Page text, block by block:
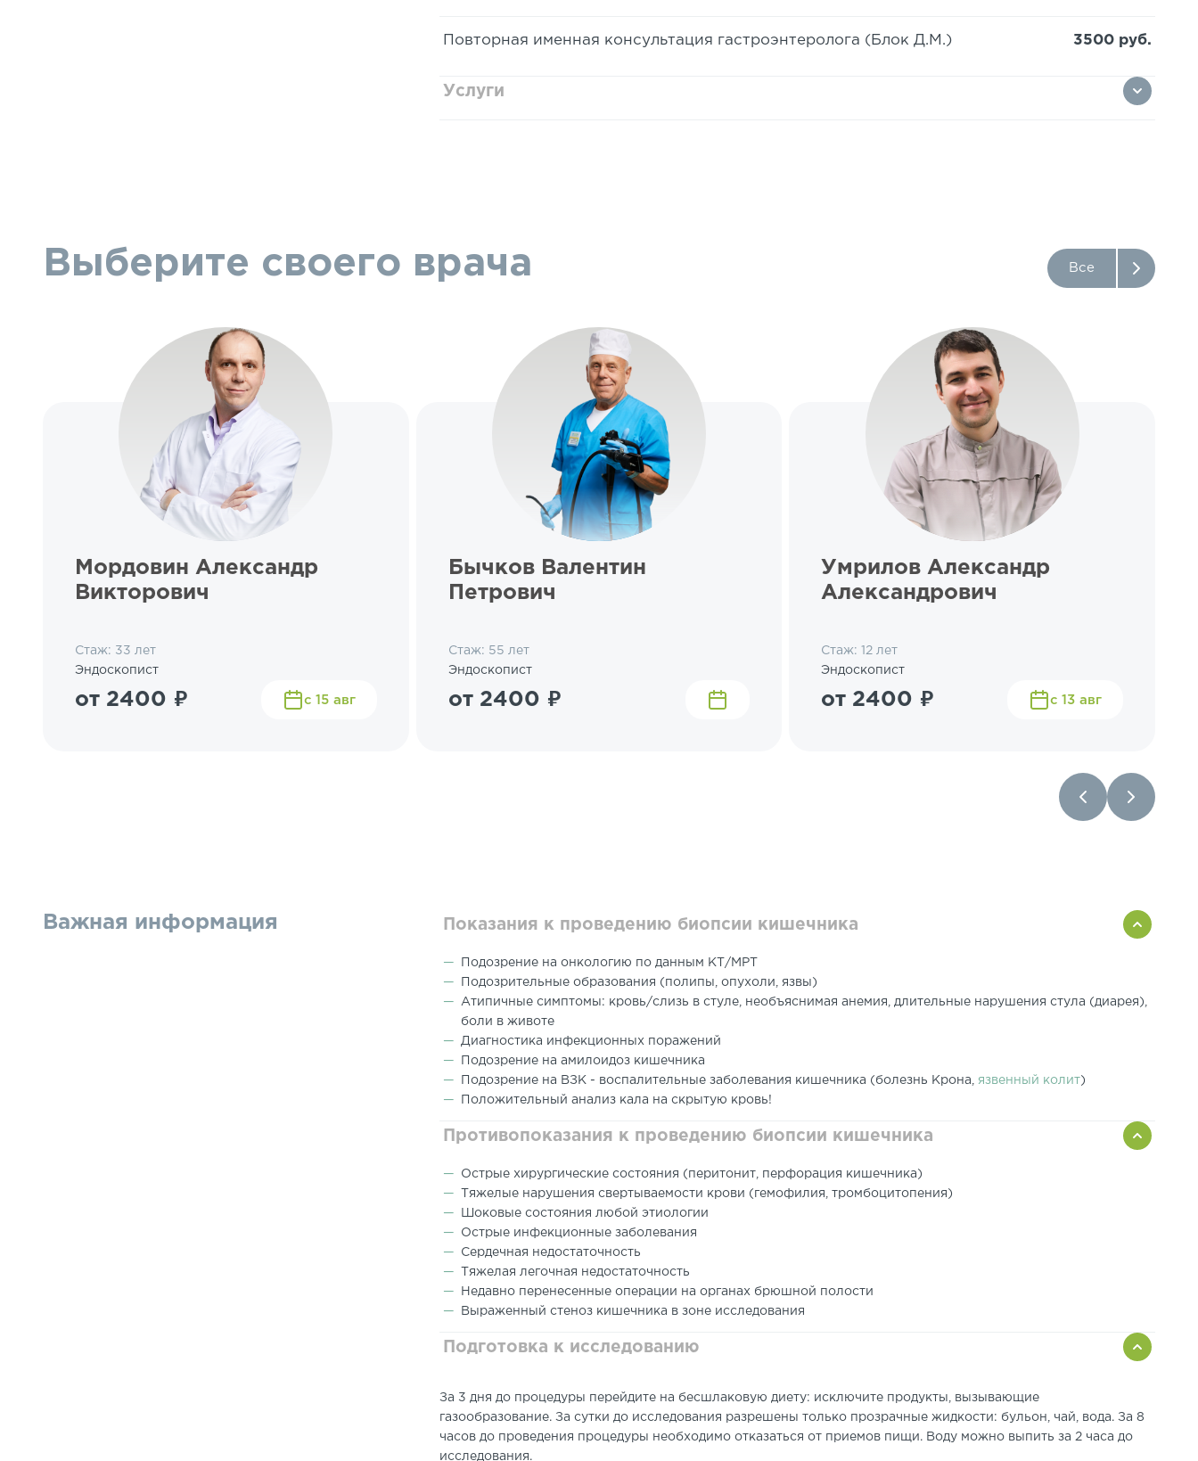
Повторная именная консультация гастроэнтеролога (Блок Д.М.) 3500 руб.
Услуги
Выберите своего врача Все
Мордовин Александр
Викторович
Стаж: 33 лет
Эндоскопист
от 2400 ₽ с 15 авг
Бычков Валентин
Петрович
Стаж: 55 лет
Эндоскопист
от 2400 ₽
Умрилов Александр
Александрович
Стаж: 12 лет
Эндоскопист
от 2400 ₽ с 13 авг
Важная информация Показания к проведению биопсии кишечника
Подозрение на онкологию по данным КТ/МРТ
Подозрительные образования (полипы, опухоли, язвы)
Атипичные симптомы: кровь/слизь в стуле, необъяснимая анемия, длительные нарушения стула (диарея),
боли в животе
Диагностика инфекционных поражений
Подозрение на амилоидоз кишечника
Подозрение на ВЗК - воспалительные заболевания кишечника (болезнь Крона, язвенный колит)
Положительный анализ кала на скрытую кровь!
Противопоказания к проведению биопсии кишечника
Острые хирургические состояния (перитонит, перфорация кишечника)
Тяжелые нарушения свертываемости крови (гемофилия, тромбоцитопения)
Шоковые состояния любой этиологии
Острые инфекционные заболевания
Сердечная недостаточность
Тяжелая легочная недостаточность
Недавно перенесенные операции на органах брюшной полости
Выраженный стеноз кишечника в зоне исследования
Подготовка к исследованию
За 3 дня до процедуры перейдите на бесшлаковую диету: исключите продукты, вызывающие
газообразование. За сутки до исследования разрешены только прозрачные жидкости: бульон, чай, вода. За 8
часов до проведения процедуры необходимо отказаться от приемов пищи. Воду можно выпить за 2 часа до
исследования.